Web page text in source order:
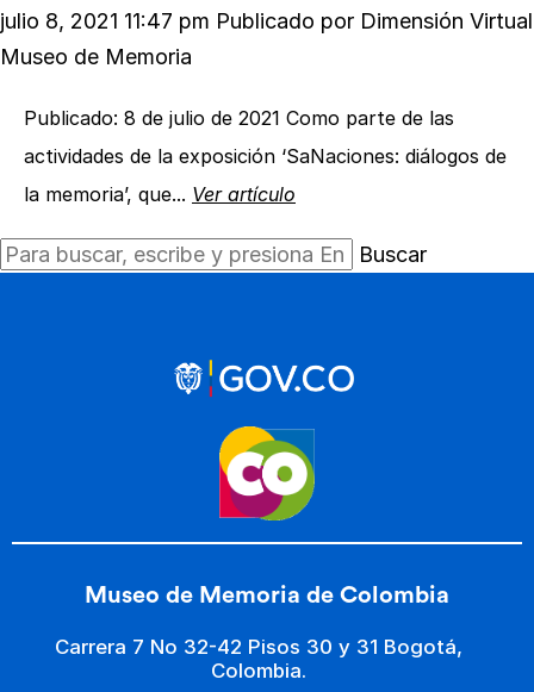
julio 8, 2021 11:47 pm Publicado por Dimensión Virtual
Museo de Memoria
Publicado: 8 de julio de 2021 Como parte de las
actividades de la exposición ‘SaNaciones: diálogos de
la memoria’, que... Ver artículo
Buscar
Museo de Memoria de Colombia
Carrera 7 No 32-42 Pisos 30 y 31 Bogotá,
Colombia.